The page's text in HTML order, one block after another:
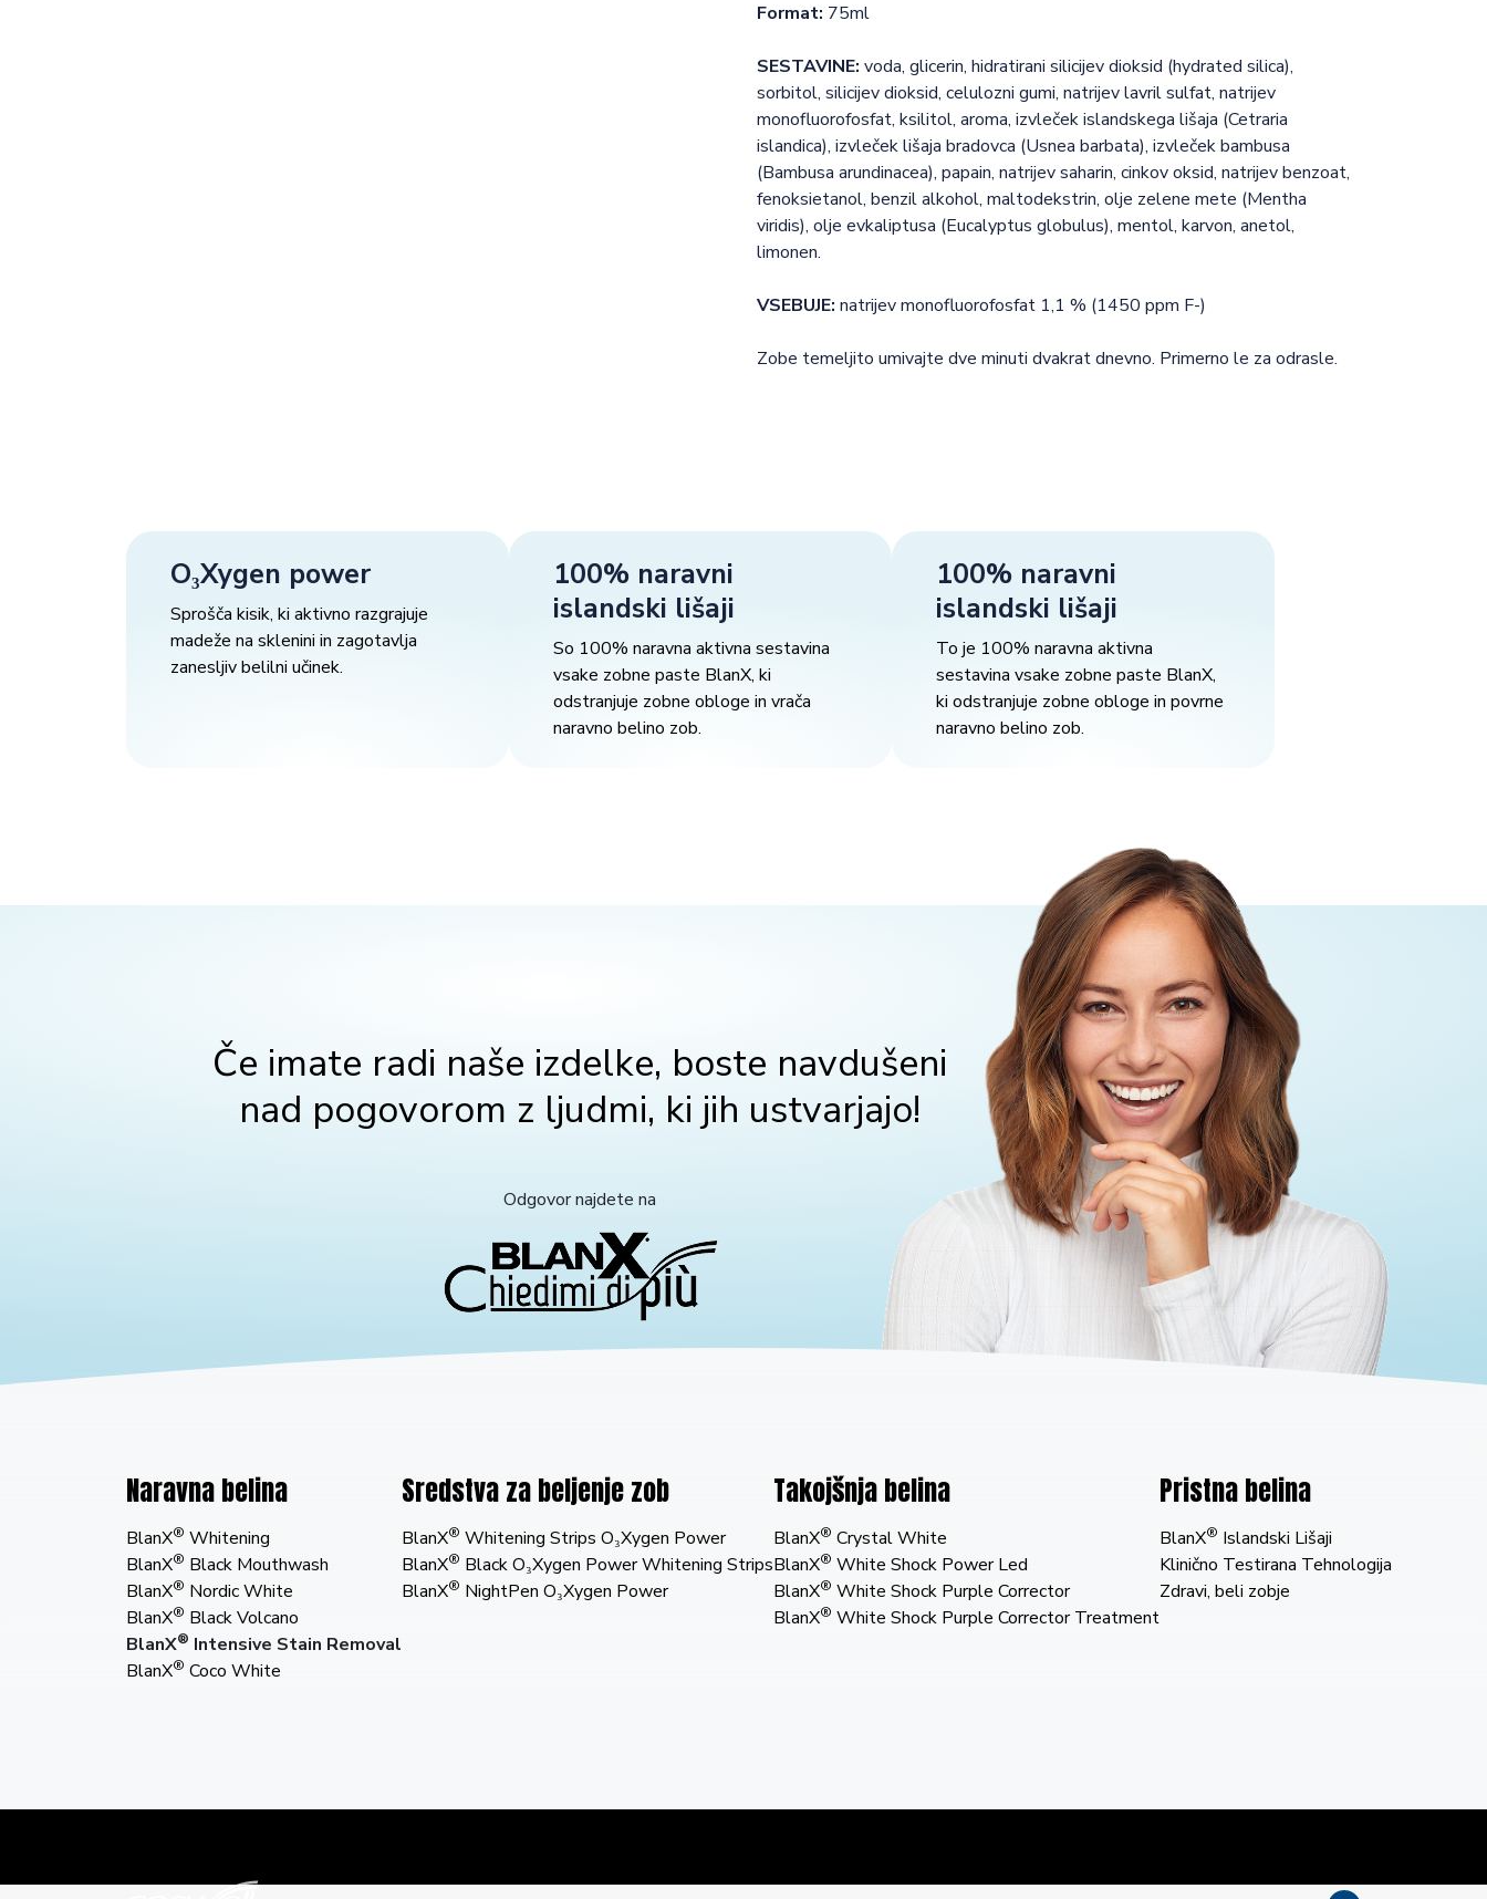
Format: 75ml
SESTAVINE: voda, glicerin, hidratirani silicijev dioksid (hydrated silica),
sorbitol, silicijev dioksid, celulozni gumi, natrijev lavril sulfat, natrijev
monofluorofosfat, ksilitol, aroma, izvleček islandskega lišaja (Cetraria
islandica), izvleček lišaja bradovca (Usnea barbata), izvleček bambusa
(Bambusa arundinacea), papain, natrijev saharin, cinkov oksid, natrijev benzoat,
fenoksietanol, benzil alkohol, maltodekstrin, olje zelene mete (Mentha
viridis), olje evkaliptusa (Eucalyptus globulus), mentol, karvon, anetol,
limonen.
VSEBUJE: natrijev monofluorofosfat 1,1 % (1450 ppm F-)
Zobe temeljito umivajte dve minuti dvakrat dnevno. Primerno le za odrasle.
O₃Xygen power
Sprošča kisik, ki aktivno razgrajuje
madeže na sklenini in zagotavlja
zanesljiv belilni učinek.
100% naravni
islandski lišaji
So 100% naravna aktivna sestavina
vsake zobne paste BlanX, ki
odstranjuje zobne obloge in vrača
naravno belino zob.
100% naravni
islandski lišaji
To je 100% naravna aktivna
sestavina vsake zobne paste BlanX,
ki odstranjuje zobne obloge in povrne
naravno belino zob.
Če imate radi naše izdelke, boste navdušeni
nad pogovorom z ljudmi, ki jih ustvarjajo!
Odgovor najdete na
Naravna belina
BlanX® Whitening
BlanX® Black Mouthwash
BlanX® Nordic White
BlanX® Black Volcano
BlanX® Intensive Stain Removal
BlanX® Coco White
Sredstva za beljenje zob
BlanX® Whitening Strips O₃Xygen Power
BlanX® Black O₃Xygen Power Whitening Strips
BlanX® NightPen O₃Xygen Power
Takojšnja belina
BlanX® Crystal White
BlanX® White Shock Power Led
BlanX® White Shock Purple Corrector
BlanX® White Shock Purple Corrector Treatment
Pristna belina
BlanX® Islandski Lišaji
Klinično Testirana Tehnologija
Zdravi, beli zobje